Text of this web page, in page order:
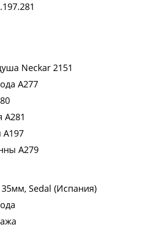
Neckar 2151
А277
A279
Sedal (Испания)